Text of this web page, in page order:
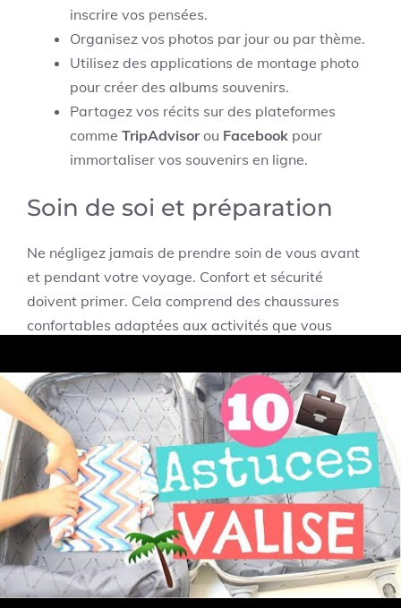
inscrire vos pensées.
Organisez vos photos par jour ou par thème.
Utilisez des applications de montage photo
pour créer des albums souvenirs.
Partagez vos récits sur des plateformes
comme TripAdvisorou Facebook pour
immortaliser vos souvenirs en ligne.
Soin de soi et préparation
Ne négligez jamais de prendre soin de vous avant
et pendant votre voyage. Confort et sécurité
doivent primer. Cela comprend des chaussures
confortables adaptées aux activités que vous
spécificités de votre destination en matière de
santé. De nombreuses astuces de voyage indiquent
que quelques éléments de confort tels que des
médicaments de base ou une trousse de secours
peuvent éviter bien des désagréments.
Assurance Voyage et
Écoresponsabilité
Penser à votreassurance voyageest non